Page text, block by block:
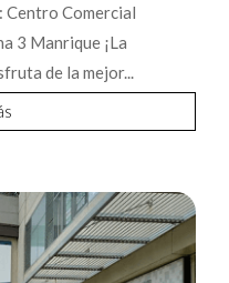
Centro Comercial
3 Manrique ¡La
de la mejor...